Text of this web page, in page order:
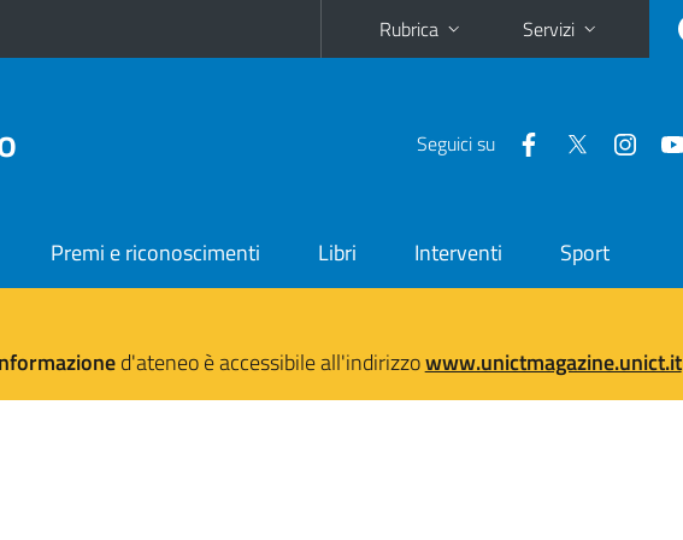
Rubrica Servizi
Seguici su
Premi e riconoscimenti Libri Interventi Sport
d'ateneo è accessibile all'indirizzowww.unictmagazine.unict.it